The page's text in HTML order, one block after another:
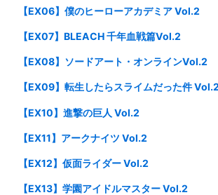
【EX06】僕のヒーローアカデミア Vol.2
【EX07】BLEACH 千年血戦篇Vol.2
【EX08】ソードアート・オンラインVol.2
【EX09】転生したらスライムだった件
【EX10】進撃の巨人 Vol.2
【EX11】アークナイツ Vol.2
【EX12】仮面ライダー Vol.2
【EX13】学園アイドルマスター Vol.2